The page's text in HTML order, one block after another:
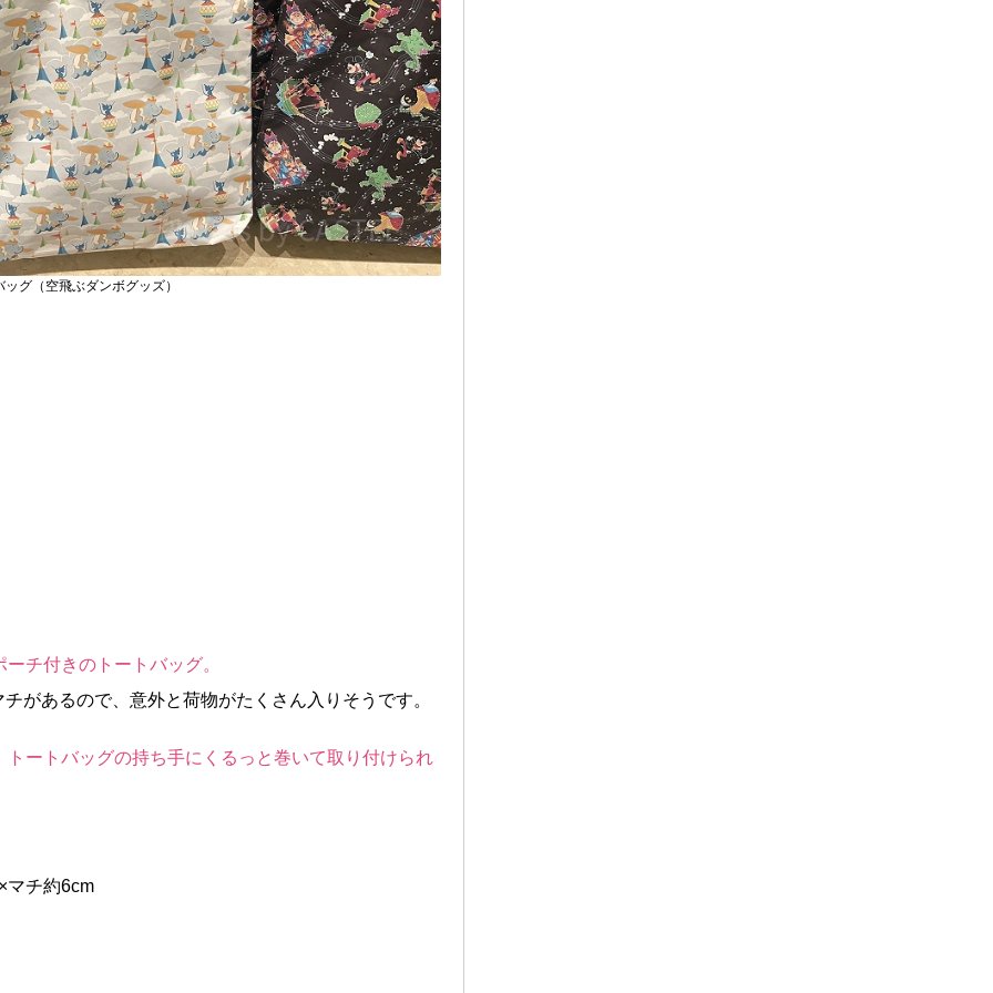
ッグ（空飛ぶダンボグッズ）
チ付きのトートバッグ。
があるので、意外と荷物がたくさん入りそうです。
ートバッグの持ち手にくるっと巻いて取り付けられ
マチ約6cm